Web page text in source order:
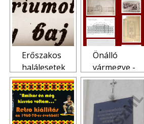
Erőszakos
halálesetek
1918.10 -
1919.03
Önálló
vármegye -
Új
megyeháza